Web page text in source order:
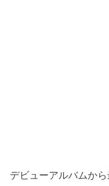
デビューアルバムか